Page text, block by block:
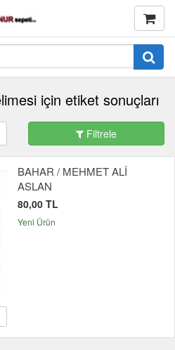
için etiket sonuçları
Filtrele
BAHAR / MEHMET ALİ
ASLAN
80,00 TL
Yeni Ürün